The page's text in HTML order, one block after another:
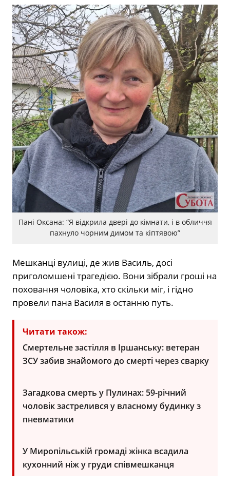
Пані Оксана: “Я відкрила двері до кімнати, і в обличчя
пахнуло чорним димом та кіптявою”
Мешканці вулиці, де жив Василь, досі
приголомшені трагедією. Вони зібрали гроші на
поховання чоловіка, хто скільки міг, і гідно
провели пана Василя в останню путь.
Читати також:
Смертельне застілля в Іршанську: ветеран
ЗСУ забив знайомого до смерті через сварку
Загадкова смерть у Пулинах: 59-річний
чоловік застрелився у власному будинку з
пневматики
У Миропільській громаді жінка всадила
кухонний ніж у груди співмешканця